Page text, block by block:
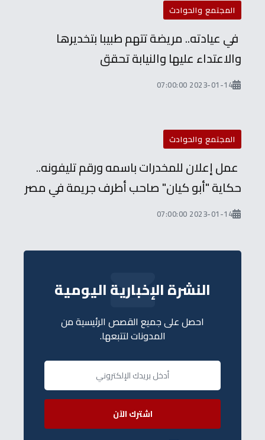
المجتمع والحوادث
في عيادته.. مريضة تتهم طبيبا بتخديرها
والاعتداء عليها والنيابة تحقق
2023-01-14 07:00:00
المجتمع والحوادث
عمل إعلان للمخدرات باسمه ورقم تليفونه..
حكاية "أبو كيان" صاحب أطرف جريمة في مصر
2023-01-14 07:00:00
النشرة الإخبارية اليومية
احصل على جميع القصص الرئيسية من
المدونات لتتبعها.
اشترك الآن